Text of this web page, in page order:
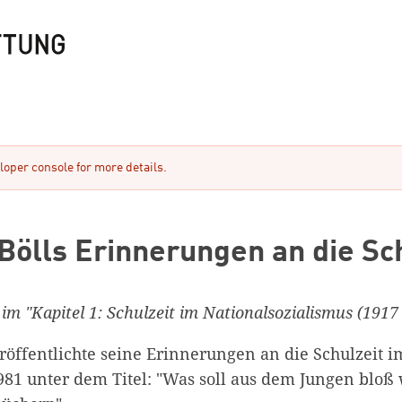
console for more details.
Erinnerungen an die
"Kapitel 1: Schulzeit im Nationalsozialismus (1917
seine Erinnerungen an die Schulzeit
unter dem Titel: "Was soll aus dem Jungen bloß